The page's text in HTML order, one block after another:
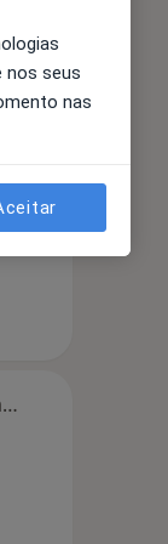
Segunda-feira
nos seus
nas